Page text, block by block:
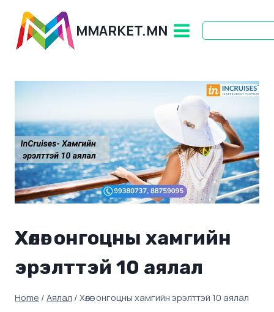
content
MMARKET.MN
Хөлөг онгоцны хамгийн
эрэлттэй 10 аялал
Home / Аялал / Хөлөг онгоцны хамгийн эрэлттэй 10 аялал